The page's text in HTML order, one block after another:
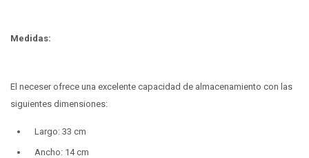
Medidas:
El neceser ofrece una excelente capacidad de almacenamiento con las
siguientes dimensiones:
Largo: 33 cm
Ancho: 14 cm